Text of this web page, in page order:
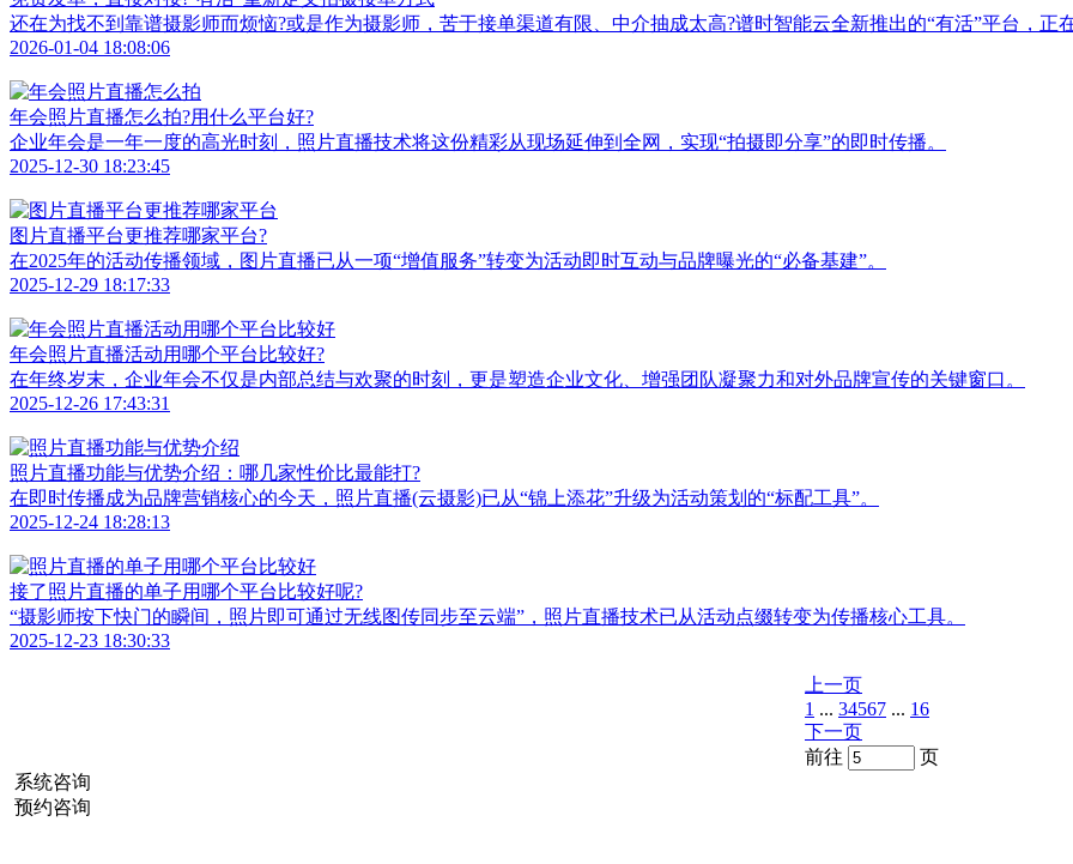
还在为找不到靠谱摄影师而烦恼?或是作为摄影师，苦于接单渠道有限、中介抽成太高?谱时智能云全新推出的“有活”平台，正
2026-01-04 18:08:06
年会照片直播怎么拍?用什么平台好?
企业年会是一年一度的高光时刻，照片直播技术将这份精彩从现场延伸到全网，实现“拍摄即分享”的即时传播。
2025-12-30 18:23:45
图片直播平台更推荐哪家平台?
在2025年的活动传播领域，图片直播已从一项“增值服务”转变为活动即时互动与品牌曝光的“必备基建”。
2025-12-29 18:17:33
年会照片直播活动用哪个平台比较好?
在年终岁末，企业年会不仅是内部总结与欢聚的时刻，更是塑造企业文化、增强团队凝聚力和对外品牌宣传的关键窗口。
2025-12-26 17:43:31
照片直播功能与优势介绍：哪几家性价比最能打?
在即时传播成为品牌营销核心的今天，照片直播(云摄影)已从“锦上添花”升级为活动策划的“标配工具”。
2025-12-24 18:28:13
接了照片直播的单子用哪个平台比较好呢?
“摄影师按下快门的瞬间，照片即可通过无线图传同步至云端”，照片直播技术已从活动点缀转变为传播核心工具。
2025-12-23 18:30:33
上一页
1 ... 34567 ... 16
下一页
前往
页
系统咨询
预约咨询